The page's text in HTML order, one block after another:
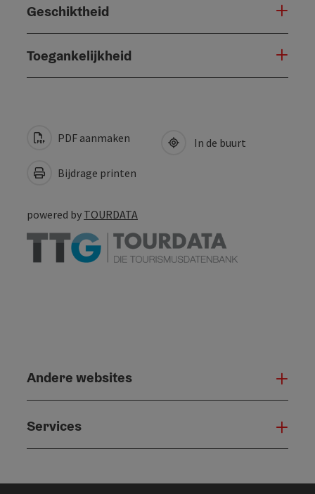
Geschiktheid
Toegankelijkheid
PDF aanmaken
Bijdrage printen
In de buurt
powered by TOURDATA
Andere websites
Services